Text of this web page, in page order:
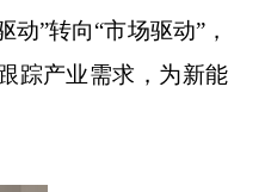
”转向“市场驱动”，
踪产业需求，为新能